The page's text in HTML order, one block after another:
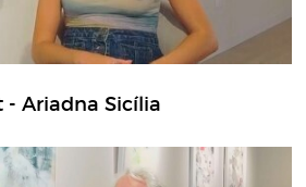
Ariadna Sicília